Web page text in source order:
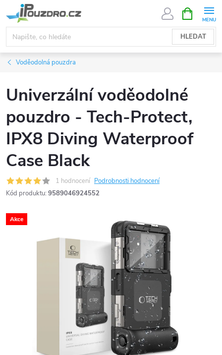
na
obsah
HLEDAT
NÁKUPNÍ
KOŠÍK
Voděodolná pouzdra
Univerzální voděodolné
pouzdro - Tech-Protect,
IPX8 Diving Waterproof
Case Black
1 hodnocení Podrobnosti hodnocení
Kód produktu: 9589046924552
Akce